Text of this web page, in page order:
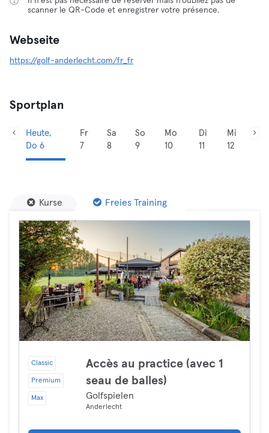
scanner le QR-Code et enregistrer votre présence.
Webseite
https://golf-anderlecht.com/fr_fr
Sportplan
Heute,
Do 6
Fr
7
Sa
8
So
9
Mo
10
Di
11
Mi
12
Kurse Freies Training
Classic
Premium
Max
Accès au practice (avec 1
seau de balles)
Golfspielen
Anderlecht